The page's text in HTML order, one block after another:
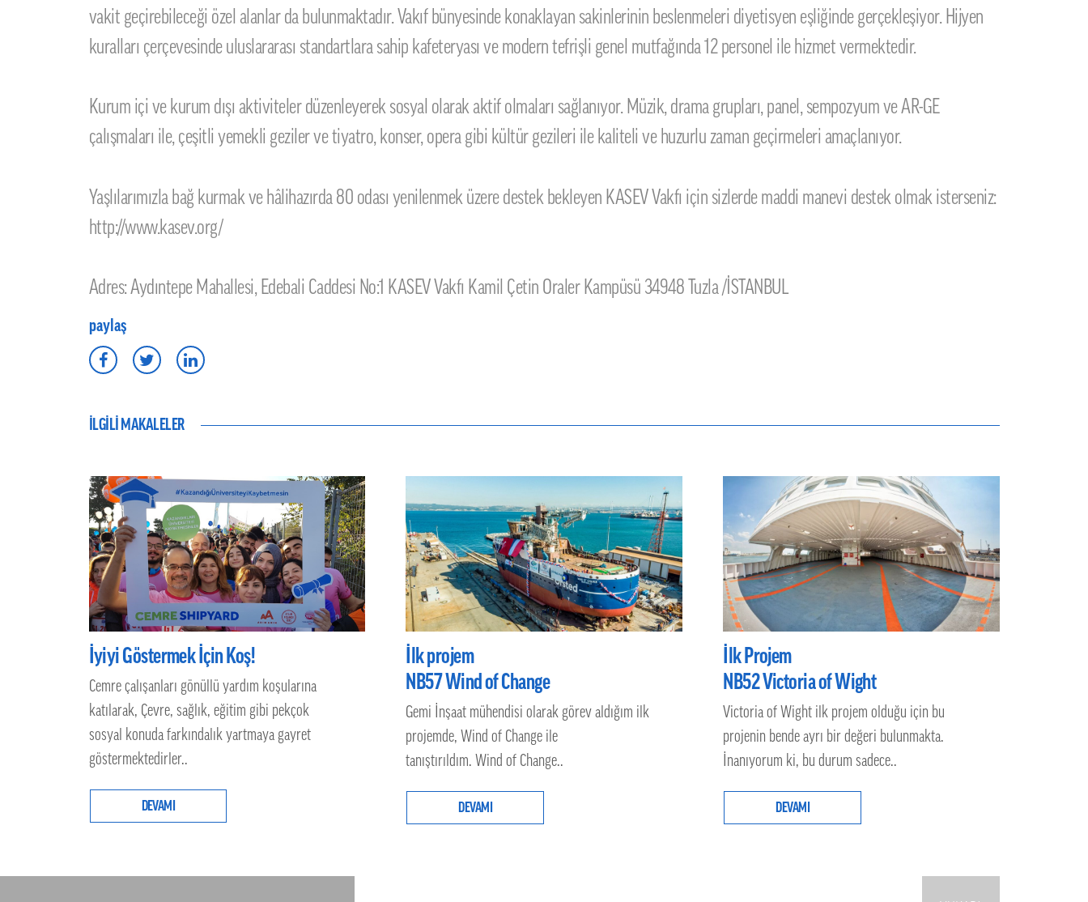
vakit geçirebileceği özel alanlar da bulunmaktadır. Vakıf bünyesinde konaklayan sakinlerinin beslenmeleri diyetisyen eşliğinde gerçekleşiyor. Hijyen
kuralları çerçevesinde uluslararası standartlara sahip kafeteryası ve modern tefrişli genel mutfağında 12 personel ile hizmet vermektedir.
Kurum içi ve kurum dışı aktiviteler düzenleyerek sosyal olarak aktif olmaları sağlanıyor. Müzik, drama grupları, panel, sempozyum ve AR-GE
çalışmaları ile, çeşitli yemekli geziler ve tiyatro, konser, opera gibi kültür gezileri ile kaliteli ve huzurlu zaman geçirmeleri amaçlanıyor.
Yaşlılarımızla bağ kurmak ve hâlihazırda 80 odası yenilenmek üzere destek bekleyen KASEV Vakfı için sizlerde maddi manevi destek olmak isterseniz:
http://www.kasev.org/
Adres: Aydıntepe Mahallesi, Edebali Caddesi No:1 KASEV Vakfı Kamil Çetin Oraler Kampüsü 34948 Tuzla /İSTANBUL
paylaş
İLGİLİ MAKALELER
İyiyi Göstermek İçin Koş!
Cemre çalışanları gönüllü yardım koşularına
katılarak, Çevre, sağlık, eğitim gibi pekçok
sosyal konuda farkındalık yartmaya gayret
göstermektedirler..
DEVAMI
İlk projem
NB57 Wind of Change
Gemi İnşaat mühendisi olarak görev aldığım ilk
projemde, Wind of Change ile
tanıştırıldım. Wind of Change..
DEVAMI
İlk Projem
NB52 Victoria of Wight
Victoria of Wight ilk projem olduğu için bu
projenin bende ayrı bir değeri bulunmakta.
İnanıyorum ki, bu durum sadece..
DEVAMI